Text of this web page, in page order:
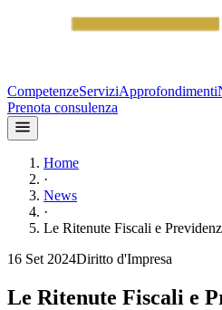
CompetenzeServiziApprofondimenti
Prenota consulenza
Home
·
News
·
Le Ritenute Fiscali e
16 Set 2024Diritto d'Impresa
Le Ritenute Fiscali e